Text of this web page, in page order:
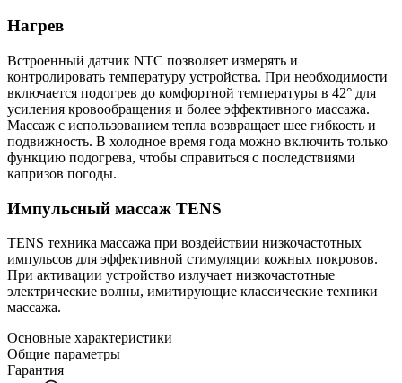
Нагрев
Встроенный датчик NTC позволяет измерять и
контролировать температуру устройства. При необходимости
включается подогрев до комфортной температуры в 42° для
усиления кровообращения и более эффективного массажа.
Массаж с использованием тепла возвращает шее гибкость и
подвижность. В холодное время года можно включить только
функцию подогрева, чтобы справиться с последствиями
капризов погоды.
Импульсный массаж TENS
TENS техника массажа при воздействии низкочастотных
импульсов для эффективной стимуляции кожных покровов.
При активации устройство излучает низкочастотные
электрические волны, имитирующие классические техники
массажа.
Основные характеристики
Общие параметры
Гарантия